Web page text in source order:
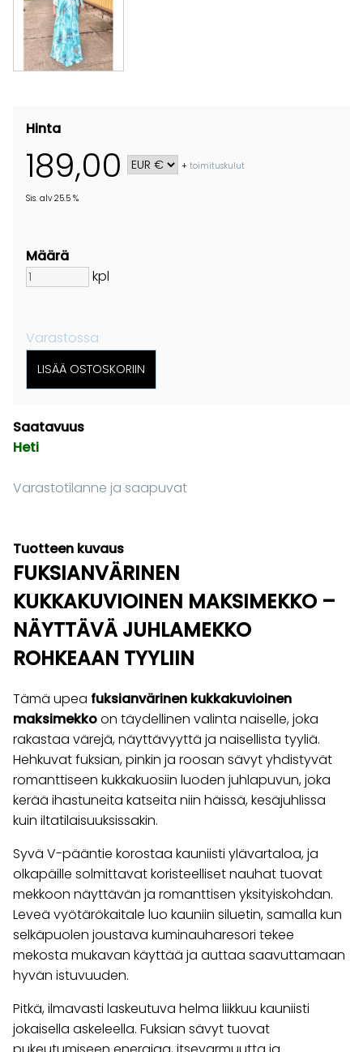
Hinta
189,00 +toimituskulut
Sis. alv 25.5 %
Määrä
kpl
Varastossa
Saatavuus
Heti
Varastotilanne ja saapuvat
Tuotteen kuvaus
FUKSIANVÄRINEN
KUKKAKUVIOINEN MAKSIMEKKO –
NÄYTTÄVÄ JUHLAMEKKO
ROHKEAAN TYYLIIN
Tämä upea fuksianvärinen kukkakuvioinen
maksimekkoon täydellinen valinta naiselle, joka
rakastaa värejä, näyttävyyttä ja naisellista tyyliä.
Hehkuvat fuksian, pinkin ja roosan sävyt yhdistyvät
romanttiseen kukkakuosiin luoden juhlapuvun, joka
kerää ihastuneita katseita niin häissä, kesäjuhlissa
kuin iltatilaisuuksissakin.
Syvä V-pääntie korostaa kauniisti ylävartaloa, ja
olkapäille solmittavat koristeelliset nauhat tuovat
mekkoon näyttävän ja romanttisen yksityiskohdan.
Leveä vyötärökaitale luo kauniin siluetin, samalla kun
selkäpuolen joustava kuminauharesori tekee
mekosta mukavan käyttää ja auttaa saavuttamaan
hyvän istuvuuden.
Pitkä, ilmavasti laskeutuva helma liikkuu kauniisti
jokaisella askeleella. Fuksian sävyt tuovat